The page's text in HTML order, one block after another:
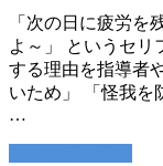
「次の日に疲労を
よ～」 というセリ
する理由を指導者
いため」 「怪我を
…